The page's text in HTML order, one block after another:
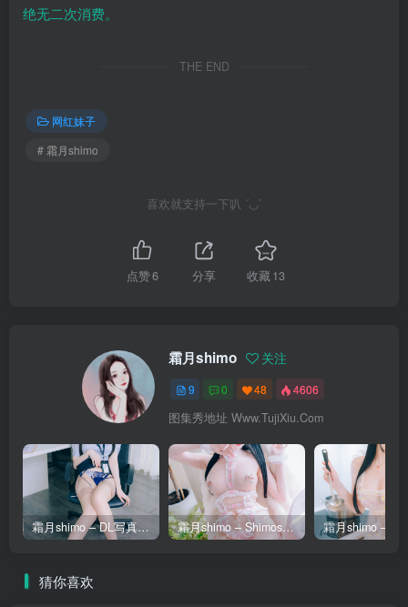
绝无二次消费。
THE END
网红妹子
# 霜月shimo
喜欢就支持一下叭 ´◡`
点赞6 分享 收藏13
霜月shimo 关注
9 0 48 4606
图集秀地址 Www.TujiXiu.Com
霜月shimo – DL写真集-Shimo’ Secret Office Vol.02 [140P] 霜月shimo – Shimos Day 2026 Part.1 [33P]
猜你喜欢